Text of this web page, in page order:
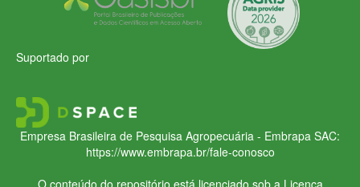
Suportado por
Empresa Brasileira de Pesquisa Agropecuária - Embrapa SAC:
https://www.embrapa.br/fale-conosco
O conteúdo do repositório está licenciado sob a Licença